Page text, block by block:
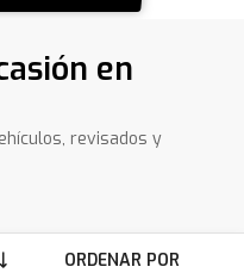
en
revisados y
ORDENAR POR